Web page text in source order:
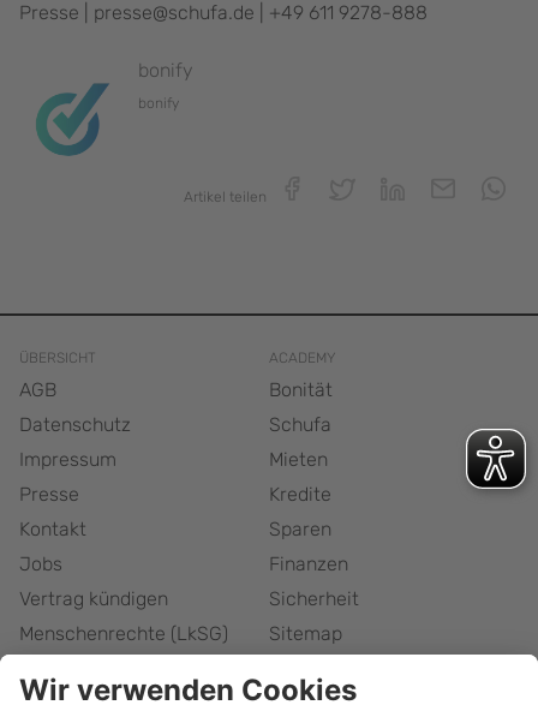
Presse | presse@schufa.de | +49 611 9278-888
bonify
bonify
Artikel teilen
ÜBERSICHT
AGB
Datenschutz
Impressum
Presse
Kontakt
Jobs
Vertrag kündigen
Menschenrechte (LkSG)
Barrierefreiheitserklärung
ACADEMY
Bonität
Schufa
Mieten
Kredite
Sparen
Finanzen
Sicherheit
Sitemap